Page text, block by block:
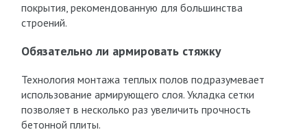
покрытия, рекомендованную для большинства
строений.
Обязательно ли армировать стяжку
Технология монтажа теплых полов подразумевает
использование армирующего слоя. Укладка сетки
позволяет в несколько раз увеличить прочность
бетонной плиты.